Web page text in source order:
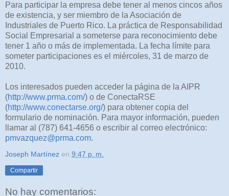
Para participar la empresa debe tener al menos cincos años
de existencia, y ser miembro de la Asociación de
Industriales de Puerto Rico. La práctica de Responsabilidad
Social Empresarial a someterse para reconocimiento debe
tener 1 año o más de implementada. La fecha límite para
someter participaciones es el miércoles, 31 de marzo de
2010.
Los interesados pueden acceder la página de la AIPR
(http://www.prma.com/) o de ConectaRSE
(http://www.conectarse.org/) para obtener copia del
formulario de nominación. Para mayor información, pueden
llamar al (787) 641-4656 o escribir al correo electrónico:
pmvazquez@prma.com.
Joseph Martínez en 9:47 p. m.
Compartir
No hay comentarios: